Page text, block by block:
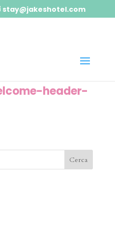
stay@jakeshotel.com
header-